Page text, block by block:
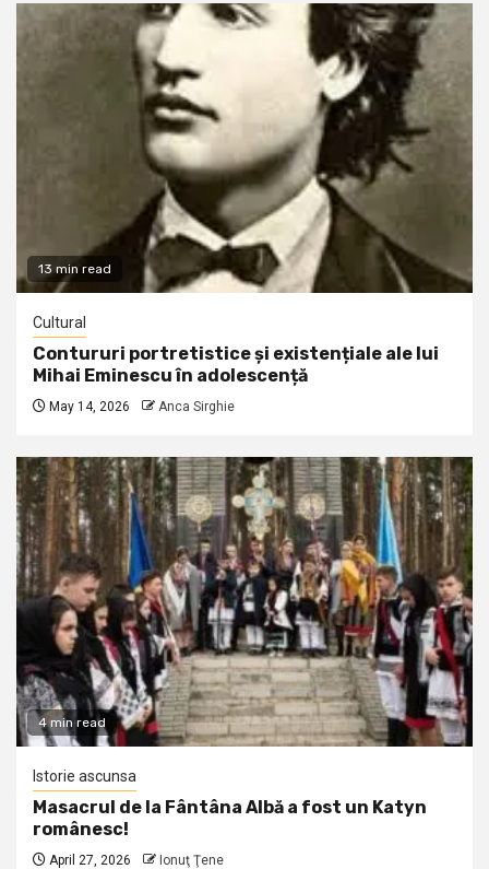
13 min read
Cultural
Contururi portretistice și existențiale ale lui
Mihai Eminescu în adolescență
May 14, 2026 Anca Sirghie
4 min read
Istorie ascunsa
Masacrul de la Fântâna Albă a fost un Katyn
românesc!
April 27, 2026 Ionuţ Ţene